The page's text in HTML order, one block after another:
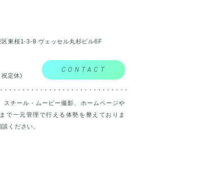
東桜1-3-8 ヴェッセル丸杉ビル6F
定休)
CONTACT
スチール・ムービー撮影、ホームページや
で一元管理で行える体勢を整えておりま
ください。